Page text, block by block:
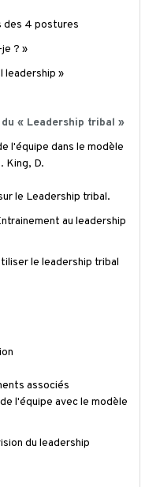
des 4 postures
je ? »
leadership »
« Leadership tribal »
l'équipe dans le modèle
King, D.
le Leadership tribal.
au leadership
le leadership tribal
associés
l'équipe avec le modèle
du leadership